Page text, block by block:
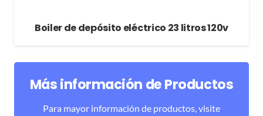
Boiler de depósito eléctrico 23 litros 120v
Más información de Productos
Para mayor información de productos, visite